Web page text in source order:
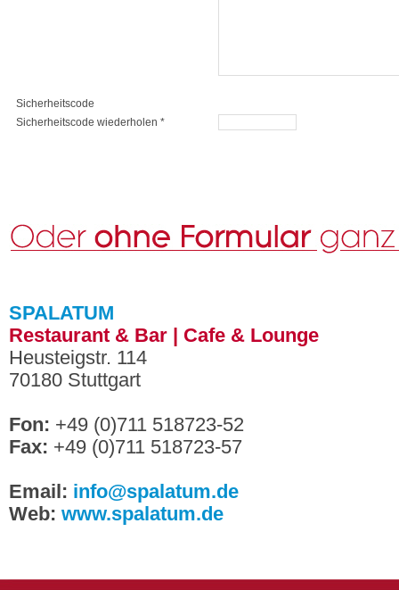
Sicherheitscode
Sicherheitscode wiederholen *
SPALATUM
Restaurant & Bar | Cafe & Lounge
Heusteigstr. 114
70180 Stuttgart
Fon: +49 (0)711 518723-52
Fax: +49 (0)711 518723-57
Email: info@spalatum.de
Web: www.spalatum.de